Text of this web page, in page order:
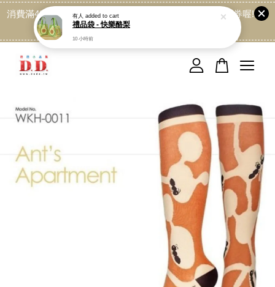
消費滿499免運喔, 記得加LINE:@dede168 領取專屬折扣券喔!
點我
您的購物車目前還是空的。